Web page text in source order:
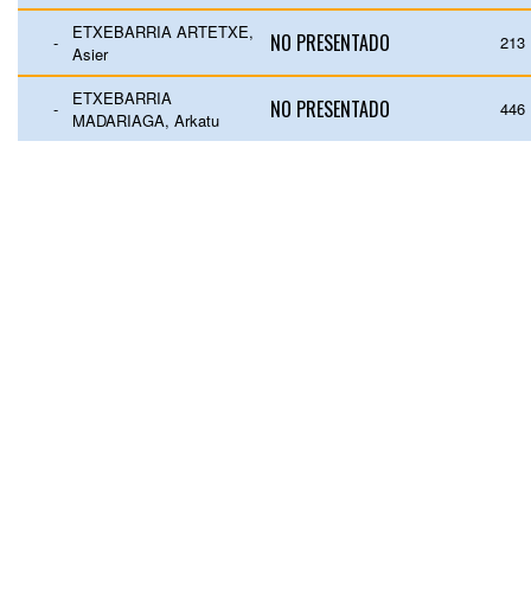
-
ETXEBARRIA ARTETXE,
Asier
NO PRESENTADO 213
-
ETXEBARRIA
MADARIAGA, Arkatu
NO PRESENTADO 446